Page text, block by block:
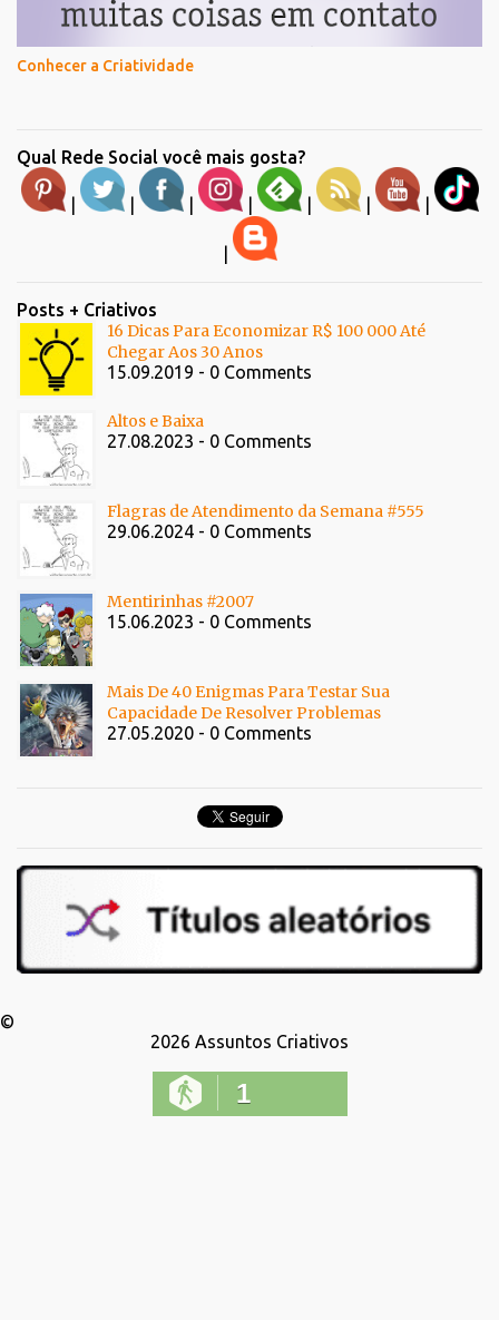
Conhecer a Criatividade
Qual Rede Social você mais gosta?
| | | | | | |
Posts + Criativos
16 Dicas Para Economizar R$ 100 000 Até
Chegar Aos 30 Anos
15.09.2019 - 0 Comments
Altos e Baixa
27.08.2023 - 0 Comments
Flagras de Atendimento da Semana #555
29.06.2024 - 0 Comments
Mentirinhas #2007
15.06.2023 - 0 Comments
Mais De 40 Enigmas Para Testar Sua
Capacidade De Resolver Problemas
27.05.2020 - 0 Comments
©
2026 Assuntos Criativos
1